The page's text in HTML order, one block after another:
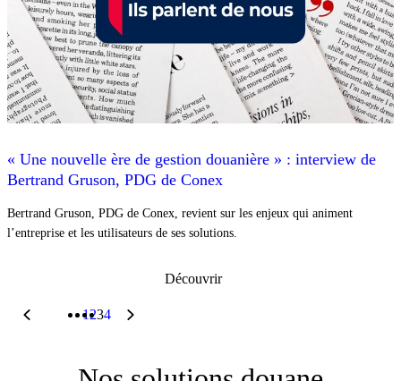
« Une nouvelle ère de gestion douanière » : interview de
Bertrand Gruson, PDG de Conex
Bertrand Gruson, PDG de Conex, revient sur les enjeux qui animent
l’entreprise et les utilisateurs de ses solutions.
Découvrir
1234